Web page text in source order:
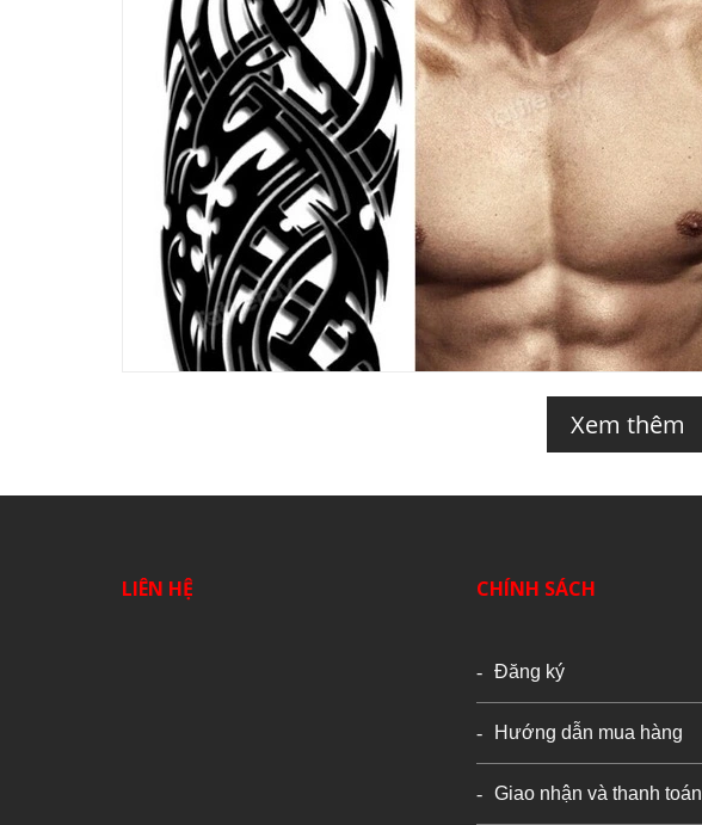
Xem thêm
LIÊN HỆ CHÍNH SÁCH
Đăng ký
Hướng dẫn mua hàng
Giao nhận và thanh toán